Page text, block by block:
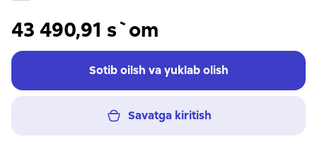
43 490,91 s`om
Sotib oilsh va yuklab olish
Savatga kiritish